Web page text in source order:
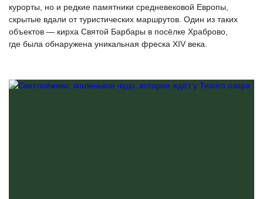
курорты, но и редкие памятники средневековой Европы,
скрытые вдали от туристических маршрутов. Один из таких
объектов — кирха Святой Барбары в посёлке Храброво,
где была обнаружена уникальная фреска XIV века.